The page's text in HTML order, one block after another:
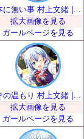
拡大画像を見る
ガールページを見る
拡大画像を見る
ガールページを見る